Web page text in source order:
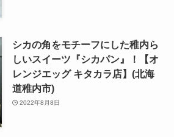
シカの角をモチーフにした稚内ら
しいスイーツ『シカパン』！【オ
レンジエッグ キタカラ店】(北海
道稚内市)
2022年8月8日